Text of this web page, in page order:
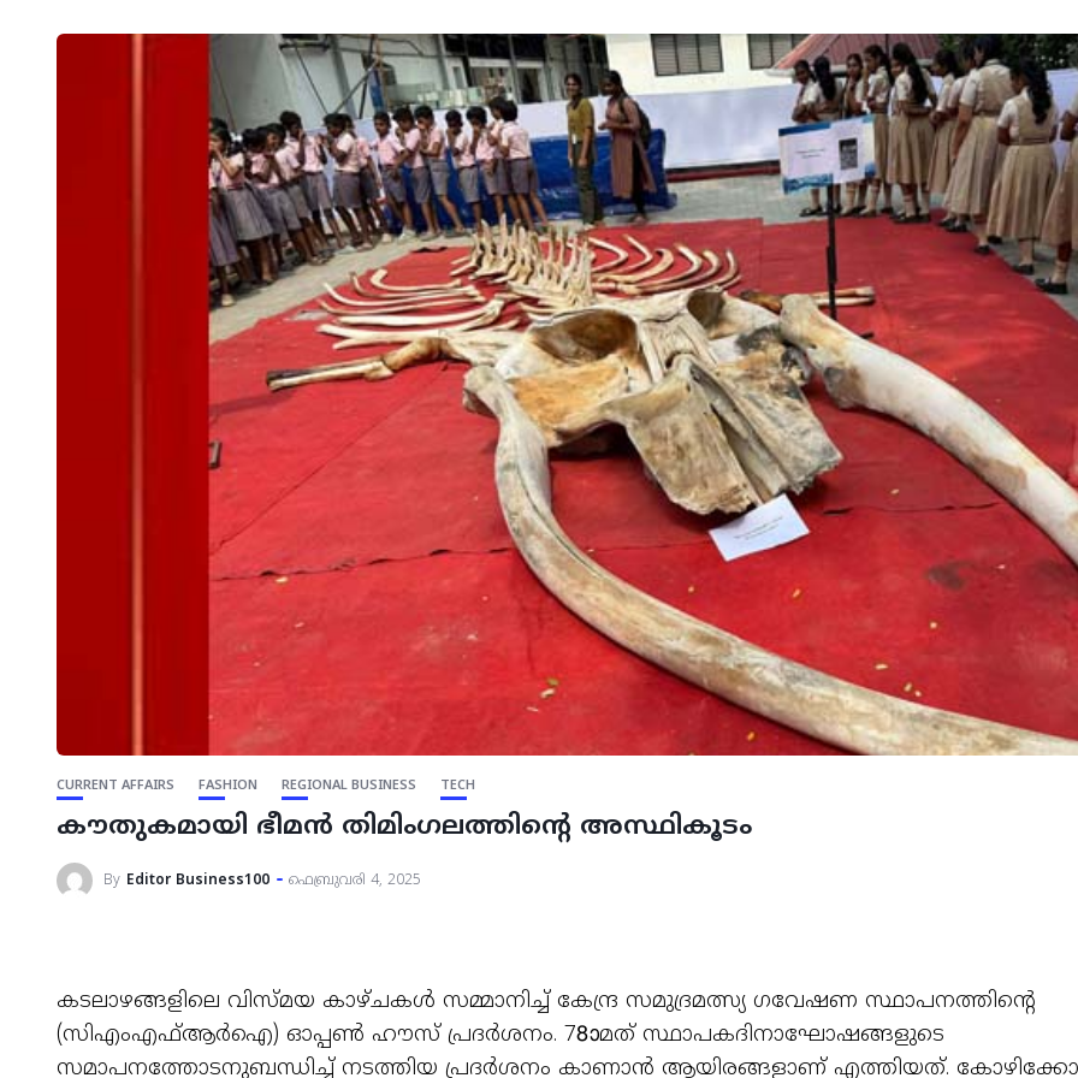
CURRENT AFFAIRS FASHION REGIONAL BUSINESS TECH
കൗതുകമായി ഭീമൻ തിമിംഗലത്തിന്‍റെ അസ്ഥികൂടം
By Editor Business100 ഫെബ്രുവരി 4, 2025
കടലാഴങ്ങളിലെ വിസ്മയ കാഴ്ചകൾ സമ്മാനിച്ച് കേന്ദ്ര സമുദ്രമത്സ്യ ഗവേഷണ സ്ഥാപനത്തിന്റെ
(സിഎംഎഫ്ആർഐ) ഓപ്പൺ ഹൗസ് പ്രദർശനം. 78ാമത് സ്ഥാപകദിനാഘോഷങ്ങളുടെ
സമാപനത്തോടനുബന്ധിച്ച് നടത്തിയ പ്രദർശനം കാണാ‍ൻ ആയിരങ്ങളാണ് എത്തിയത്.